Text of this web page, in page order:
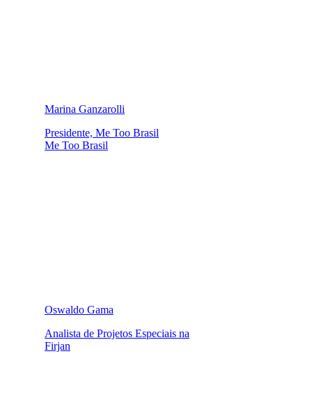
Marina Ganzarolli
Presidente, Me Too Brasil
Me Too Brasil
Oswaldo Gama
Analista de Projetos Especiais na
Firjan